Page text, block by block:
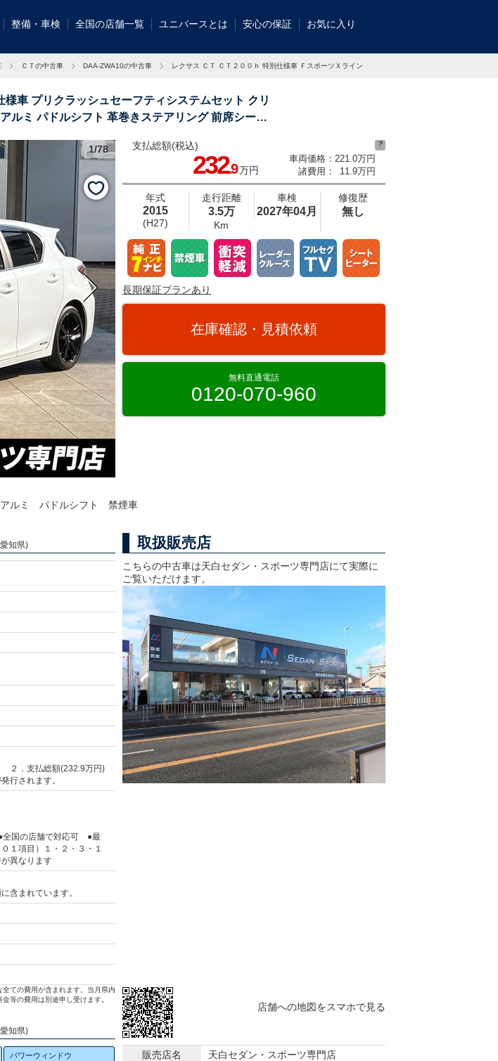
整備・車検 全国の店舗一覧 ユニバースとは 安心の保証 お気に入り
ＣＴの中古車 DAA-ZWA10の中古車 レクサス ＣＴ ＣＴ２００ｈ 特別仕様車 ＦスポーツＸラインの中古車
車 プリクラッシュセーフティシステムセット クリ
ルミ パドルシフト 革巻きステアリング 前席シート
クリアランスソナー ＬＥＤヘッドライト バックカメラ パドルシフト 禁煙
1/78 支払総額(税込)
232.9 万円
車両価格：
諸費用：
221.0万円
11.9万円
?
年式
2015
(H27)
走行距離
3.5万
Km
車検
2027年04月
修復歴
無し
長期保証プランあり
在庫確認・見積依頼
無料直通電話
0120-070-960
ルミ パドルシフト 禁煙車
知県)
２．支払総額(232.9万円)
行されます。
国の店舗で対応可 ●最
１項目）１・２・３・１
異なります
含まれています。
ての費用が含まれます。当月県内
等の費用は別途申し受けます。
知県)
パワーウィンドウ
取扱販売店
こちらの中古車は天白セダン・スポーツ専門店にて実際に
ご覧いただけます。
店舗への地図をスマホで見る
販売店名 天白セダン・スポーツ専門店